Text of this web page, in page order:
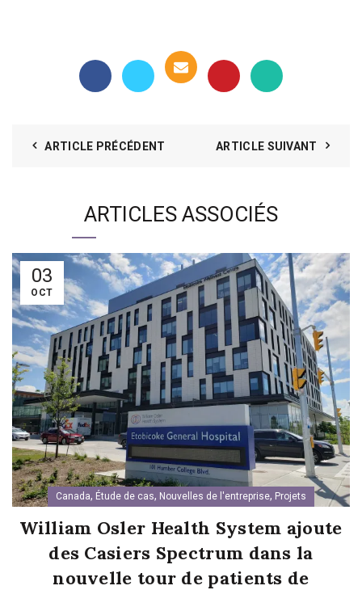
ARTICLE PRÉCÉDENT ARTICLE SUIVANT
ARTICLES ASSOCIÉS
03
OCT
Canada, Étude de cas, Nouvelles de l'entreprise, Projets
William Osler Health System ajoute
des Casiers Spectrum dans la
nouvelle tour de patients de